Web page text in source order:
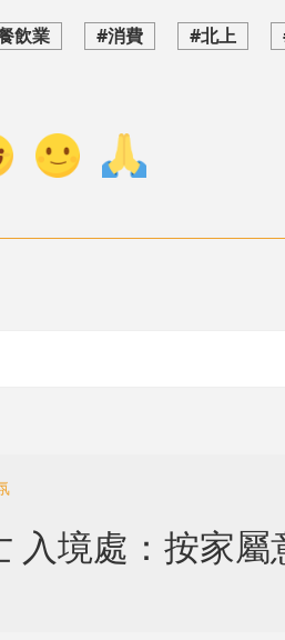
飲業 #消費 #北上
入境處：按家屬